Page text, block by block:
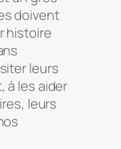
doivent
histoire
leurs
à les aider
leurs